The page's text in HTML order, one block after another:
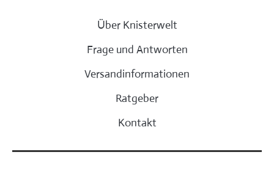
Über Knisterwelt
Frage und Antworten
Versandinformationen
Ratgeber
Kontakt